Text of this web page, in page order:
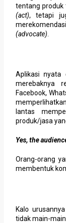
tentang produk
(act), tetapi
(advocate)
Aplikasi nyata
merebaknya
Facebook,
lantas
produk/jasa
Yes, the
Orang-orang
membentuk
Kalo
tidak main-